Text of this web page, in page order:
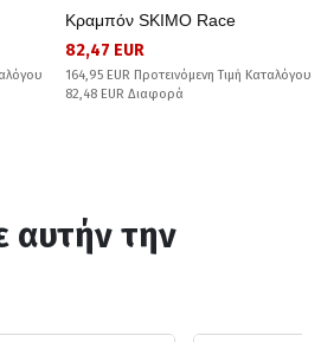
Κραμπόν SKIMO Race
82,47 EUR
164,95 EUR Προτεινόμενη Τιμή Καταλόγου
82,48 EUR Διαφορά
αυτήν την